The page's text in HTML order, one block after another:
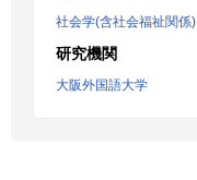
社会学(含社会福祉関係)
研究機関
大阪外国語大学